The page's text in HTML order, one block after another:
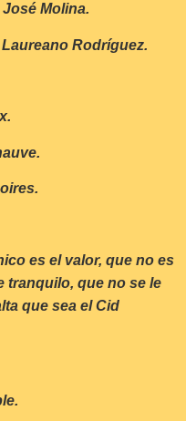
Molina.
Rodríguez.
es el valor, que no es
tranquilo, que no se le
que sea el Cid